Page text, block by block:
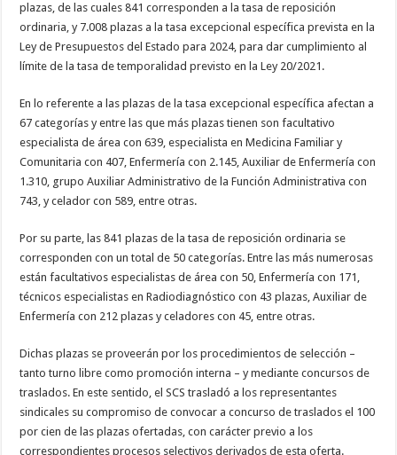
plazas, de las cuales 841 corresponden a la tasa de reposición
ordinaria, y 7.008 plazas a la tasa excepcional específica prevista en la
Ley de Presupuestos del Estado para 2024, para dar cumplimiento al
límite de la tasa de temporalidad previsto en la Ley 20/2021.
En lo referente a las plazas de la tasa excepcional específica afectan a
67 categorías y entre las que más plazas tienen son facultativo
especialista de área con 639, especialista en Medicina Familiar y
Comunitaria con 407, Enfermería con 2.145, Auxiliar de Enfermería con
1.310, grupo Auxiliar Administrativo de la Función Administrativa con
743, y celador con 589, entre otras.
Por su parte, las 841 plazas de la tasa de reposición ordinaria se
corresponden con un total de 50 categorías. Entre las más numerosas
están facultativos especialistas de área con 50, Enfermería con 171,
técnicos especialistas en Radiodiagnóstico con 43 plazas, Auxiliar de
Enfermería con 212 plazas y celadores con 45, entre otras.
Dichas plazas se proveerán por los procedimientos de selección –
tanto turno libre como promoción interna – y mediante concursos de
traslados. En este sentido, el SCS trasladó a los representantes
sindicales su compromiso de convocar a concurso de traslados el 100
por cien de las plazas ofertadas, con carácter previo a los
correspondientes procesos selectivos derivados de esta oferta.
Experiencia
Para que
nuestra web
funcione lo
mejor posible
visita. Si
rechaza estas
cookies,
algunas
funcionalidades
desaparecerán
de la web.
Marketing
Al compartir tus
intereses y
comportamiento
nuestro sitio,
aumentas la
ofertas
personalizados.